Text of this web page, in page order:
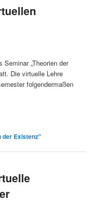
„Theorien der
Die virtuelle Lehre
folgendermaßen
der Existenz"